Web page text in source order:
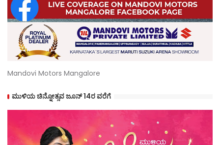
Mandovi Motors Mangalore
ಮುಳಿಯ ಚಿನ್ನೋತ್ಸವ ಜೂನ್ 14ರ ವರೆಗೆ